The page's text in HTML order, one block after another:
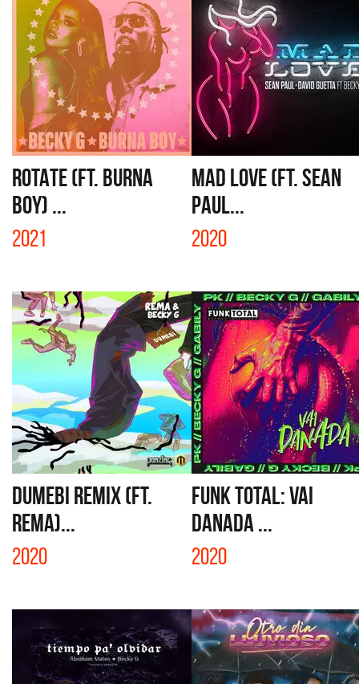
ROTATE (FT. BURNA
BOY) ...
2021
MAD LOVE (FT. SEAN
PAUL...
2020
DUMEBI REMIX (FT.
REMA)...
2020
FUNK TOTAL: VAI
DANADA ...
2020